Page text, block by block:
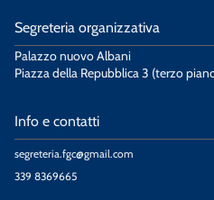
Segreteria organizzativa
Palazzo nuovo Albani
Piazza della Repubblica 3 (terzo
Info e contatti
segreteria.fgc@gmail.com
339 8369665